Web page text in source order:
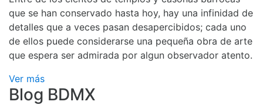
que se han conservado hasta hoy, hay una infinidad de
detalles que a veces pasan desapercibidos; cada uno
de ellos puede considerarse una pequeña obra de arte
que espera ser admirada por algun observador atento.
Ver más
Blog BDMX